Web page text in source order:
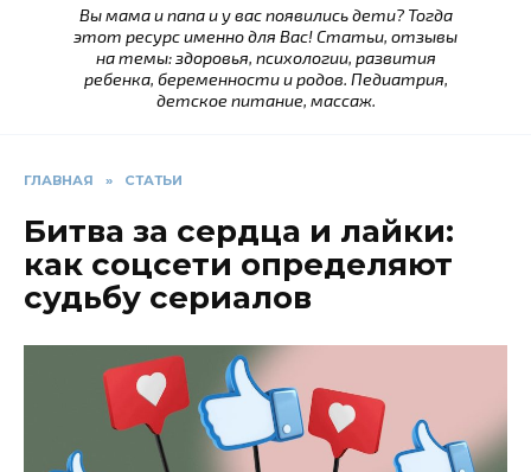
Вы мама и папа и у вас появились дети? Тогда
этот ресурс именно для Вас! Статьи, отзывы
на темы: здоровья, психологии, развития
ребенка, беременности и родов. Педиатрия,
детское питание, массаж.
ГЛАВНАЯ » СТАТЬИ
Битва за сердца и лайки:
как соцсети определяют
судьбу сериалов